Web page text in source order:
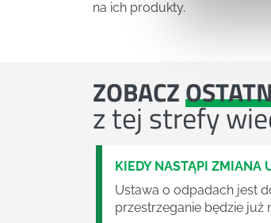
na ich produkty.
ZOBACZ
z tej strefy
KIEDY NASTĄPI ZMIANA
Ustawa o odpadach jest
przestrzeganie będzie już